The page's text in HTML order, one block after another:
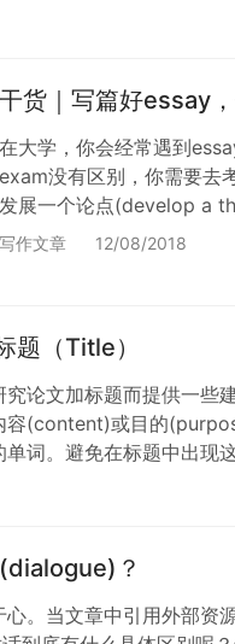
…
干货｜写篇好essay
在大学，你会经常遇到
exam没有区别，你需要去
发展一个论点(develop a
当的过渡词或者过渡段来引
写作文章 12/08/2018
题（Title）
论文加标题而提供一
容(content)或目的
单词。避免在标题中出
？
。当文章中引用外部